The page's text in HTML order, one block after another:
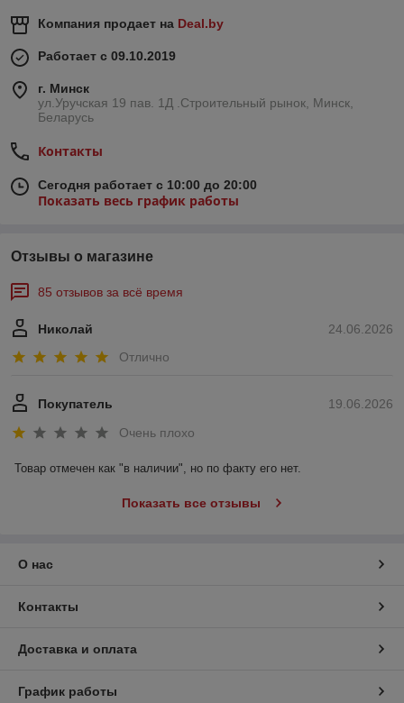
Компания продает на Deal.by
Работает с 09.10.2019
г. Минск
ул.Уручская 19 пав. 1Д .Строительный рынок, Минск,
Беларусь
Контакты
Сегодня работает с 10:00 до 20:00
Показать весь график работы
Отзывы о магазине
85 отзывов за всё время
24.06.2026
Николай
Отлично
19.06.2026
Покупатель
Очень плохо
Товар отмечен как "в наличии", но по факту его нет.
Показать все отзывы
О нас
Контакты
Доставка и оплата
График работы